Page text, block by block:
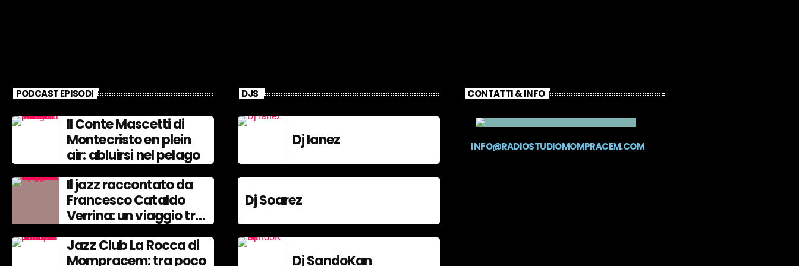
PODCAST EPISODI
Il Conte Mascetti di
Montecristo en plein
air: abluirsi nel pelago
Il jazz raccontato da
Francesco Cataldo
Verrina: un viaggio tra
Coltrane.
Jazz Club La Rocca di
Mompracem: tra poco
DJS
Dj Ianez
Dj Soarez
Dj SandoKan
CONTATTI & INFO
INFO@RADIOSTUDIOMOMPRACEM.COM